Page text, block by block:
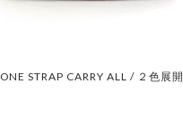
ONE STRAP CARRY ALL / ２色展開